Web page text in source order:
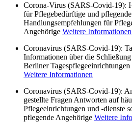
Corona-Virus (SARS-Covid-19):
für Pflegebedürftige und
Handlungsempfehlungen für
Angehörige Weitere Informationen
Coronavirus (SARS-Covid-19):
Informationen über die
Berliner
Weitere Informationen
Coronavirus (SARS-Covid-19):
gestellte Fragen Antworten auf
Pflegeeinrichtungen und -dienste
pflegende Angehörige Weitere